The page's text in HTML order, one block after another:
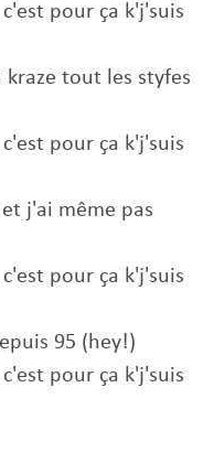
pour ça k'j'suis
kraze tout les styfes
pour ça k'j'suis
j'ai même pas
pour ça k'j'suis
95 (hey!)
pour ça k'j'suis